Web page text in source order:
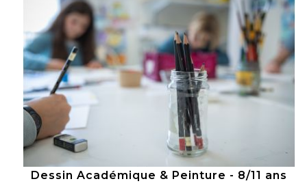
Dessin Académique & Peinture - 8/11 ans